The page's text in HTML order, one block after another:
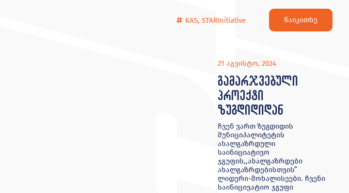
KAS,STARInitiative წაიკითხე
21 აგვისტო, 2024
გამარჯვებული
პროექტი
ზუგდიდიდან
ჩვენ ვართ ზუგდიდის
მუნიციპალიტეტის
ახალგაზრდული
საინიციატივო
ჯგუფის,,ახალგაზრდები
ახალგაზრდებისთვის”
ლიდერი-მოხალისეები. ჩვენი
საინიცივატიო ჯგუფი